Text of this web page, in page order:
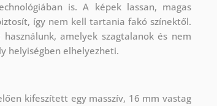
is. A képek lassan, magas
így nem kell tartania fakó színektől.
használunk, amelyek szagtalanok és nem
helyiségben elhelyezheti.
kifeszített egy masszív, 16 mm vastag